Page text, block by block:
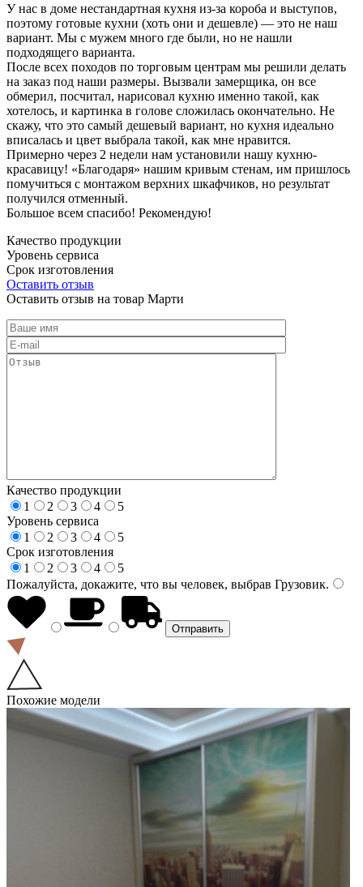
У нас в доме нестандартная кухня из-за короба и выступов,
поэтому готовые кухни (хоть они и дешевле) — это не наш
вариант. Мы с мужем много где были, но не нашли
подходящего варианта.
После всех походов по торговым центрам мы решили делать
на заказ под наши размеры. Вызвали замерщика, он все
обмерил, посчитал, нарисовал кухню именно такой, как
хотелось, и картинка в голове сложилась окончательно. Не
скажу, что это самый дешевый вариант, но кухня идеально
вписалась и цвет выбрала такой, как мне нравится.
Примерно через 2 недели нам установили нашу кухню-
красавицу! «Благодаря» нашим кривым стенам, им пришлось
помучиться с монтажом верхних шкафчиков, но результат
получился отменный.
Большое всем спасибо! Рекомендую!
Качество продукции
Уровень сервиса
Срок изготовления
Оставить отзыв
Оставить отзыв на товар Марти
Качество продукции
1
2 3 4
5
Уровень сервиса
1
2 3 4
5
Срок изготовления
1
2 3 4
5
Пожалуйста, докажите, что вы человек, выбрав Грузовик.
Похожие модели